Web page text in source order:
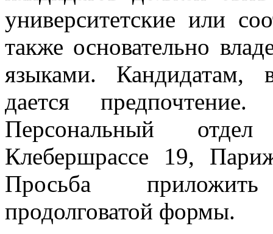
университетские или
также основательно
языками. Кандидатам,
дается
Персональный
Клебершрассе 19,
Просьба
продолговатой формы.